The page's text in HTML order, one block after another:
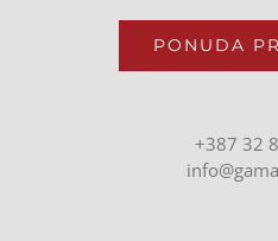
PONUDA
+387 32